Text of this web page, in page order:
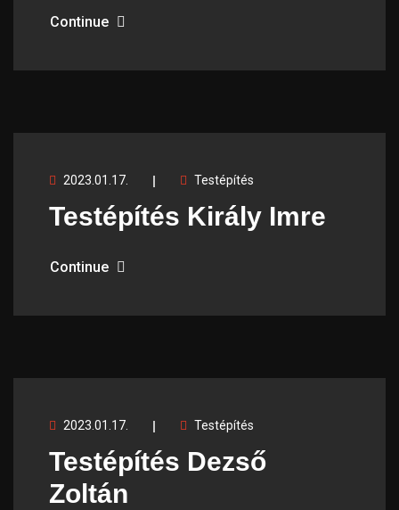
Continue
2023.01.17. Testépítés
Testépítés Király Imre
Continue
2023.01.17. Testépítés
Testépítés Dezső
Zoltán